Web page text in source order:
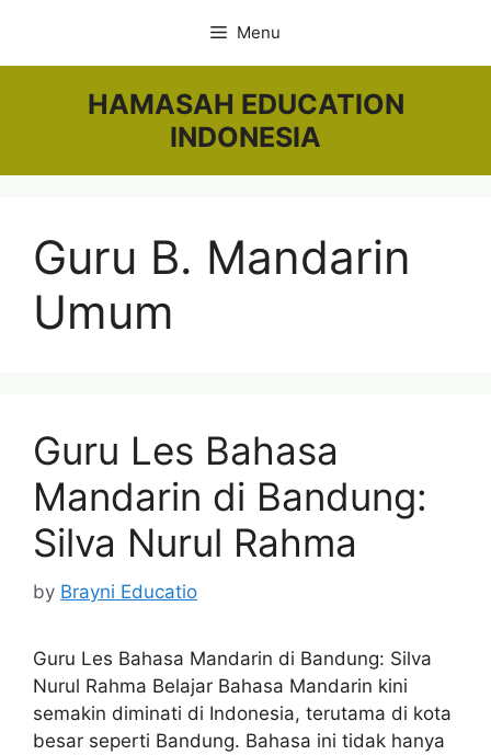
content
Menu
HAMASAH EDUCATION
INDONESIA
Guru B. Mandarin
Umum
Guru Les Bahasa
Mandarin di Bandung:
Silva Nurul Rahma
by Brayni Educatio
Guru Les Bahasa Mandarin di Bandung: Silva
Nurul Rahma Belajar Bahasa Mandarin kini
semakin diminati di Indonesia, terutama di kota
besar seperti Bandung. Bahasa ini tidak hanya